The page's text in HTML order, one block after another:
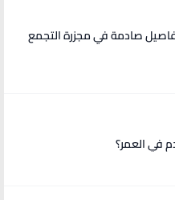
الأم وابنتيها بعد قتل الأب .. تفاصيل صادمة في مجزرة التجمع
في العمر؟